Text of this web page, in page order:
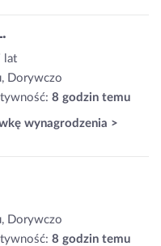
lat
Dorywczo
8 godzin temu
wynagrodzenia >
Dorywczo
8 godzin temu